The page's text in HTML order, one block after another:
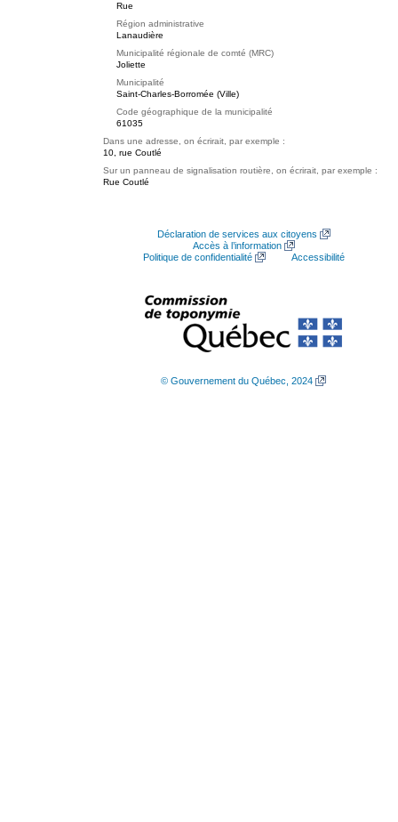
Rue
Région administrative
Lanaudière
Municipalité régionale de comté (MRC)
Joliette
Municipalité
Saint-Charles-Borromée (Ville)
Code géographique de la municipalité
61035
Dans une adresse, on écrirait, par exemple :
10, rue Coutlé
Sur un panneau de signalisation routière, on écrirait, par exemple :
Rue Coutlé
Déclaration de services aux citoyens
Accès à l’information
Politique de confidentialité
Accessibilité
© Gouvernement du Québec, 2024